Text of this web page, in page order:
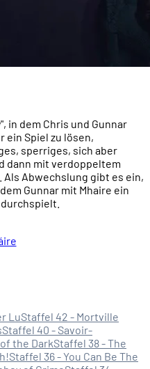
in dem Chris und Gunnar
ein Spiel zu lösen,
sperriges, sich aber
dann mit verdoppeltem
Abwechslung gibt es ein,
Gunnar mit Mhaire ein
LuStaffel 42 - Mortville
Staffel 40 - Savoir-
the DarkStaffel 38 - The
Staffel 36 - You Can Be The